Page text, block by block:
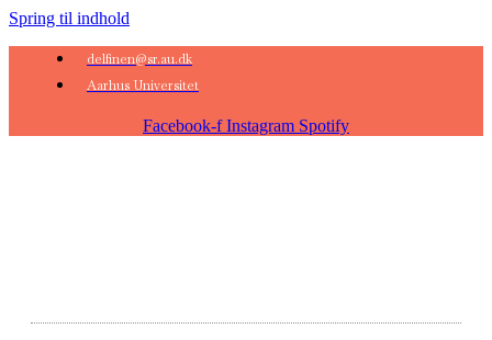
Spring til indhold
delfinen@sr.au.dk
Aarhus Universitet
Facebook-f Instagram Spotify